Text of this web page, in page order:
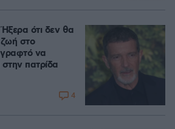
ότι δεν θα
στο
να
στην πατρίδα
4